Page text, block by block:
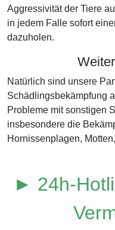
Aggressivität der Tiere
in jedem Falle sofort
dazuholen.
Natürlich sind unsere
Schädlingsbekämpfung
Probleme mit sonstigen
insbesondere die
Hornissenplagen,
► 24h-